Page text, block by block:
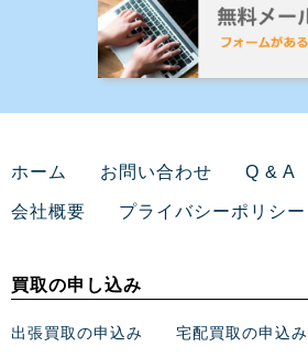
ホーム お問い合わせ Q & A
会社概要 プライバシーポリシー
買取の申し込み
出張買取の申込み 宅配買取の申込み